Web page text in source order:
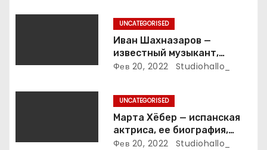
и
я
UNCATEGORISED
Иван Шахназаров —
известный музыкант,
композитор и продюсер —
Фев 20, 2022 Studiohallo_
UNCATEGORISED
Марта Хёбер — испанская
актриса, ее биография,
фото и интересные факты,
Фев 20, 2022 Studiohallo_